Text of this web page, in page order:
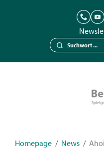
Homepage / News /